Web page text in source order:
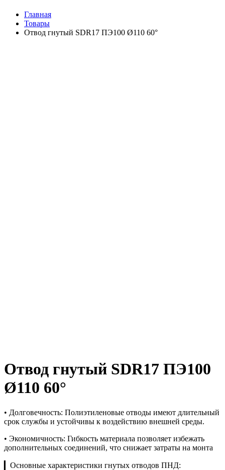
Главная
Товары
Отвод гнутый SDR17 ПЭ100 Ø110 60°
Отвод гнутый SDR17 ПЭ100
Ø110 60°
• Долговечность: Полиэтиленовые отводы имеют длительный
срок службы и устойчивы к воздействию внешней среды.
• Экономичность: Гибкость материала позволяет избежать
дополнительных соединений, что снижает затраты на монта
▎Основные характеристики гнутых отводов ПНД: